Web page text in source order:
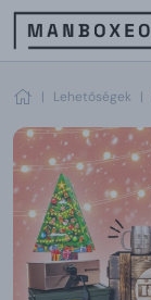
| Lehetőségek |